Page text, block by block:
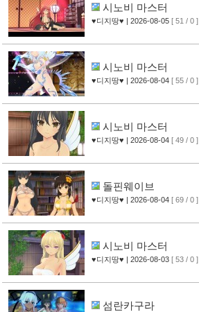
시노비 마스터
♥디지땅♥ | 2026-08-05 [ 51 / 0 ]
시노비 마스터
♥디지땅♥ | 2026-08-04 [ 55 / 0 ]
시노비 마스터
♥디지땅♥ | 2026-08-04 [ 49 / 0 ]
돌핀웨이브
♥디지땅♥ | 2026-08-04 [ 69 / 0 ]
시노비 마스터
♥디지땅♥ | 2026-08-03 [ 53 / 0 ]
섬란카구라